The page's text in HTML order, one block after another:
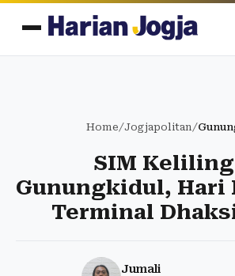
Home/Jogjapolitan/
SIM
Gunungkidul, Hari
Terminal
Jumali